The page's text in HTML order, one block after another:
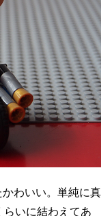
わいい。単純に真
いに結わえてあ